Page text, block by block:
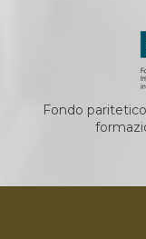
Fondo